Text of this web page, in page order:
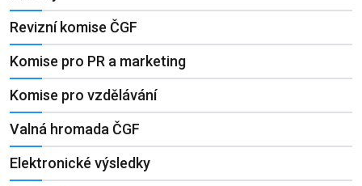
Revizní komise ČGF
Komise pro PR a marketing
Komise pro vzdělávání
Valná hromada ČGF
Elektronické výsledky